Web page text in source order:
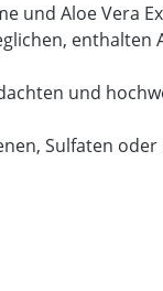
und Aloe Vera
und
Sulfaten